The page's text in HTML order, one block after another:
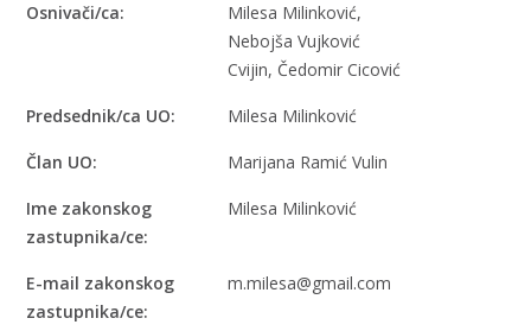
Osnivači/ca:
Milesa Milinković,
Nebojša Vujković
Cvijin, Čedomir Cicović
Predsednik/ca UO: Milesa Milinković
Član UO: Marijana Ramić Vulin
Ime zakonskog
zastupnika/ce:
Milesa Milinković
E-mail zakonskog
zastupnika/ce:
m.milesa@gmail.com